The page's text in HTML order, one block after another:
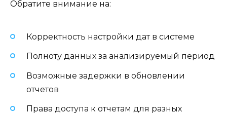
Обратите внимание на:
Корректность настройки дат в системе
Полноту данных за анализируемый период
Возможные задержки в обновлении
отчетов
Права доступа к отчетам для разных